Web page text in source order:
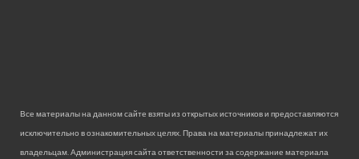
Все материалы на данном сайте взяты из открытых источников и предоставляются
исключительно в ознакомительных целях. Права на материалы принадлежат их
владельцам. Администрация сайта ответственности за содержание материала